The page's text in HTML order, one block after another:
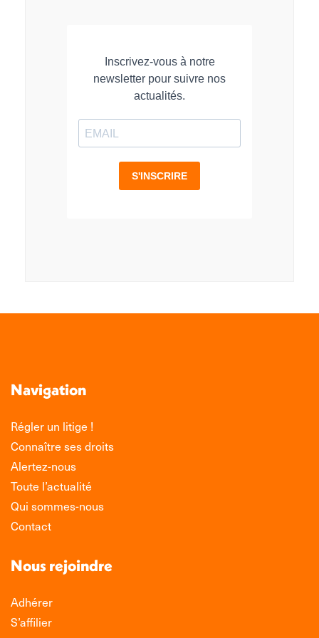
Navigation
Régler un litige !
Connaître ses droits
Alertez-nous
Toute l’actualité
Qui sommes-nous
Contact
Nous rejoindre
Adhérer
S’affilier